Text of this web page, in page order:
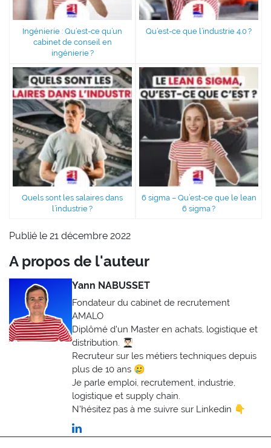
Ingénierie : Qu’est-ce qu’un
cabinet de conseil en
ingénierie ?
Qu’est-ce que l’industrie 4.0 ?
Quels sont les salaires dans
l’industrie ?
6 sigma – Qu’est-ce que le lean
6 sigma ?
Publié le 21 décembre 2022
A propos de l'auteur
Yann NABUSSET
Fondateur du cabinet de recrutement
AMALO
Diplômé d'un Master en achats, logistique et
distribution. 👨🏻‍🎓
Recruteur sur les métiers techniques depuis
plus de 10 ans 🥲
Je parle emploi, recrutement, industrie,
logistique et supply chain.
N'hésitez pas à me suivre sur Linkedin 👇